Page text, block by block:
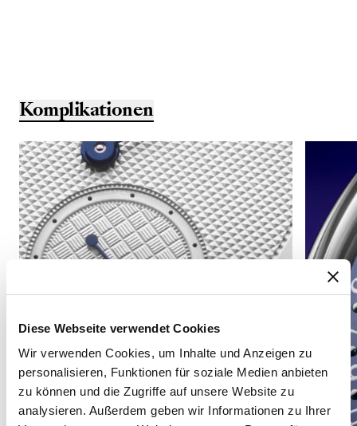
Diese Webseite verwendet Cookies
Wir verwenden Cookies, um Inhalte und Anzeigen zu
personalisieren, Funktionen für soziale Medien anbieten
zu können und die Zugriffe auf unsere Website zu
analysieren. Außerdem geben wir Informationen zu Ihrer
Komplikationen